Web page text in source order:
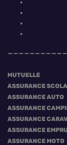
MUTUELLE
ASSURANCE
ASSURANCE AUTO
ASSURANCE
ASSURANCE
ASSURANCE
ASSURANCE MOTO